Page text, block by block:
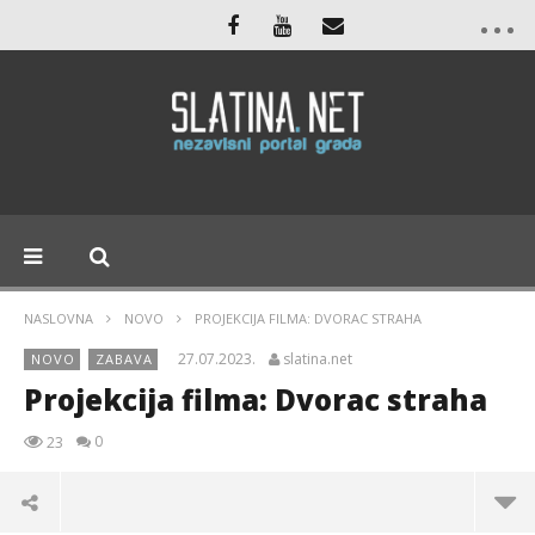
NASLOVNA NOVO PROJEKCIJA FILMA: DVORAC STRAHA
NOVO ZABAVA 27.07.2023. slatina.net
Projekcija filma: Dvorac straha
23 0